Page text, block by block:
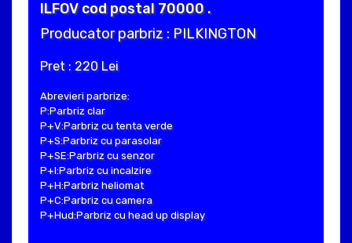
ILFOV cod postal 70000 .
Producator parbriz : PILKINGTON
Pret : 220 Lei
Abrevieri parbrize:
P:Parbriz clar
P+V:Parbriz cu tenta verde
P+S:Parbriz cu parasolar
P+SE:Parbriz cu senzor
P+I:Parbriz cu incalzire
P+H:Parbriz heliomat
P+C:Parbriz cu camera
P+Hud:Parbriz cu head up display